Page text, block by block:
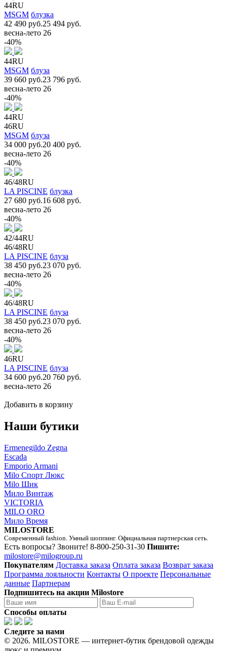
44RU
MSGM блузка
42 490 руб.25 494 руб.
весна-лето 26
-40%
44RU
MSGM блуза
39 660 руб.23 796 руб.
весна-лето 26
-40%
44RU
46RU
MSGM блуза
34 000 руб.20 400 руб.
весна-лето 26
-40%
46/48RU
LA PISCINE блузка
27 680 руб.16 608 руб.
весна-лето 26
-40%
42/44RU
46/48RU
LA PISCINE блуза
38 450 руб.23 070 руб.
весна-лето 26
-40%
46/48RU
LA PISCINE блуза
38 450 руб.23 070 руб.
весна-лето 26
-40%
46RU
LA PISCINE блуза
34 600 руб.20 760 руб.
весна-лето 26
Добавить в корзину
Наши бутики
Ermenegildo Zegna
Escada
Emporio Armani
Milo Спорт Люкс
Milo Шик
Мило Винтаж
VICTORIA
MILO ORO
Мило Время
MILOSTORE
Современный fashion. Умный шоппинг. Официальная партнерская сеть.
Есть вопросы? Звоните! 8-800-250-31-30 Пишите:
milostore@milogroup.ru
Покупателям Доставка заказа Оплата заказа Возврат заказа
Программа лояльности Контакты О проекте Персональные
данные Партнерам
Подпишитесь на акции Milostore
Способы оплаты
Следите за нами
© 2026. MILOSTORE — интернет-бутик брендовой одежды